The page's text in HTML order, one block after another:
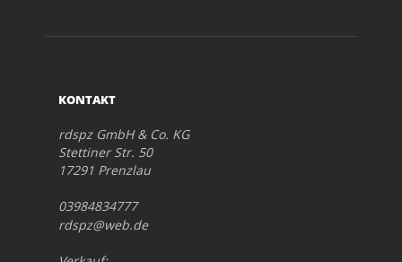
KONTAKT
rdspz GmbH & Co. KG
Stettiner Str. 50
17291 Prenzlau
03984834777
rdspz@web.de